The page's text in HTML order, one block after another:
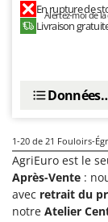
En rupture de
Alertez-moi de
Livraison
Données
1-20 de 21 Fouloirs-
AgriEuro est le
Après-Vente :
avec retrait du
notre Atelier